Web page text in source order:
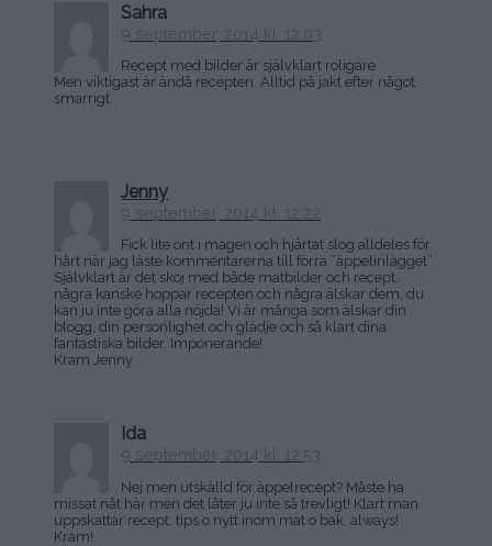
Sahra
9 september, 2014 kl. 12:03
Recept med bilder är självklart roligare
Men viktigast är ändå recepten. Alltid på jakt efter något
smarrigt
Jenny
9 september, 2014 kl. 12:22
Fick lite ont i magen och hjärtat slog alldeles för
hårt när jag läste kommentarerna till förra ”äppelinlägget”.
Självklart är det skoj med både matbilder och recept,
några kanske hoppar recepten och några älskar dem, du
kan ju inte göra alla nöjda! Vi är många som älskar din
blogg, din personlighet och glädje och så klart dina
fantastiska bilder. Imponerande!
Kram Jenny
Ida
9 september, 2014 kl. 12:53
Nej men utskälld för äppelrecept? Måste ha
missat nåt här men det låter ju inte så trevligt! Klart man
uppskattar recept, tips o nytt inom mat o bak, always!
Kram!